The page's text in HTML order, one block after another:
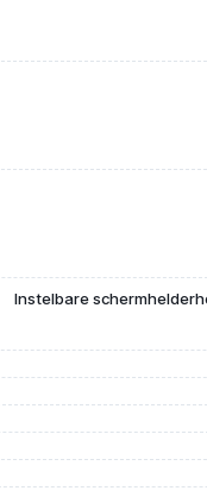
Instelbare